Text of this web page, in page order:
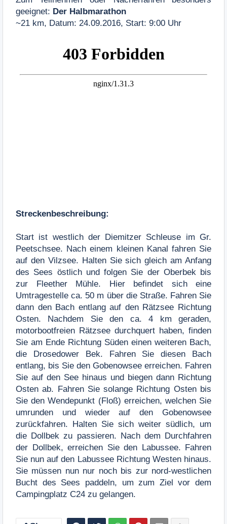
geeignet: Der Halbmarathon
~21 km, Datum: 24.09.2016, Start: 9:00 Uhr
Streckenbeschreibung:
Start ist westlich der Diemitzer Schleuse im Gr.
Peetschsee. Nach einem kleinen Kanal fahren Sie
auf den Vilzsee. Halten Sie sich gleich am Anfang
des Sees östlich und folgen Sie der Oberbek bis
zur Fleether Mühle. Hier befindet sich eine
Umtragestelle ca. 50 m über die Straße. Fahren Sie
dann den Bach entlang auf den Rätzsee Richtung
Osten. Nachdem Sie den ca. 4 km geraden,
motorbootfreien Rätzsee durchquert haben, finden
Sie am Ende Richtung Süden einen weiteren Bach,
die Drosedower Bek. Fahren Sie diesen Bach
entlang, bis Sie den Gobenowsee erreichen. Fahren
Sie auf den See hinaus und biegen dann Richtung
Osten ab. Fahren Sie solange Richtung Osten bis
Sie den Wendepunkt (Floß) erreichen, welchen Sie
umrunden und wieder auf den Gobenowsee
zurückfahren. Halten Sie sich weiter südlich, um
die Dollbek zu passieren. Nach dem Durchfahren
der Dollbek, erreichen Sie den Labussee. Fahren
Sie nun auf den Labussee Richtung Westen hinaus.
Sie müssen nun nur noch bis zur nord-westlichen
Bucht des Sees paddeln, um zum Ziel vor dem
Campingplatz C24 zu gelangen.